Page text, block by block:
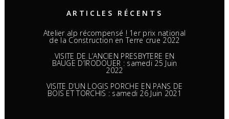
ARTICLES RÉCENTS
Atelier alp récompensé ! 1er prix national
de la Construction en Terre crue 2022
VISITE DE L’ANCIEN PRESBYTERE EN
BAUGE D’IRODOUER : samedi 25 Juin
2022
VISITE D’UN LOGIS PORCHE EN PANS DE
BOIS ET TORCHIS : samedi 26 Juin 2021